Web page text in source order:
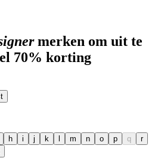
merken om uit te
70% korting
h i j k l m n o p q
r